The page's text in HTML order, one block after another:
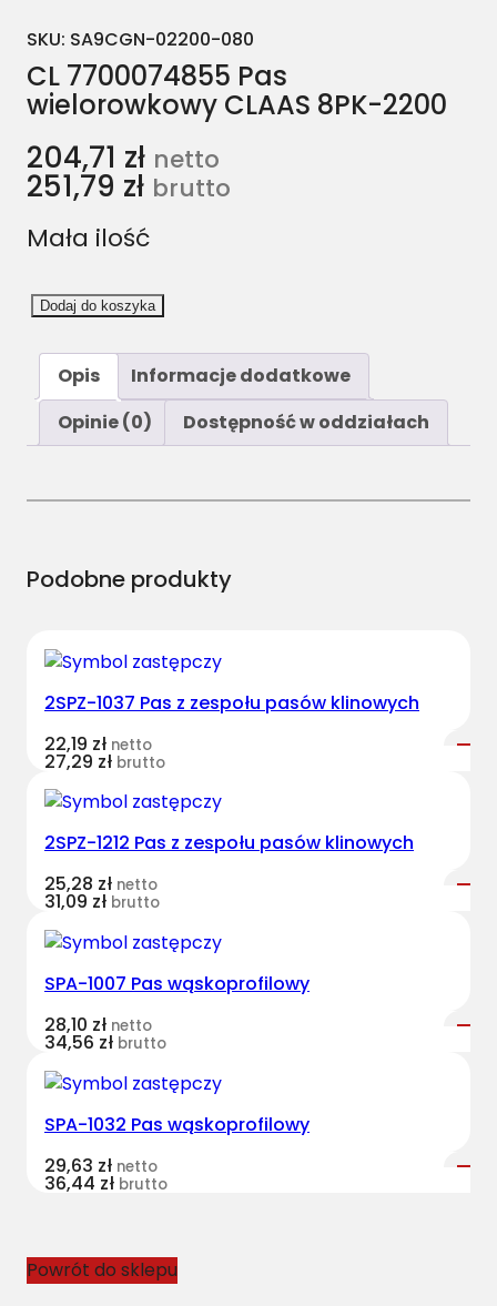
SKU: SA9CGN-02200-080
CL 7700074855 Pas
wielorowkowy CLAAS 8PK-2200
204,71 zł netto
251,79 zł brutto
Mała ilość
C
0
S
8
Dodaj do koszyka
Opis
Informacje dodatkowe
Opinie (0)
Dostępność w oddziałach
Podobne produkty
2SPZ-1037 Pas z zespołu pasów klinowych
22,19 zł netto
27,29 zł brutto
2SPZ-1212 Pas z zespołu pasów klinowych
25,28 zł netto
31,09 zł brutto
SPA-1007 Pas wąskoprofilowy
28,10 zł netto
34,56 zł brutto
SPA-1032 Pas wąskoprofilowy
29,63 zł netto
36,44 zł brutto
Powrót do sklepu